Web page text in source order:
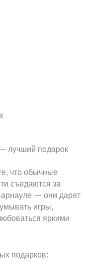
лучший подарок
что обычные
съедаются за
— они дарят
игры,
яркими
подарков: